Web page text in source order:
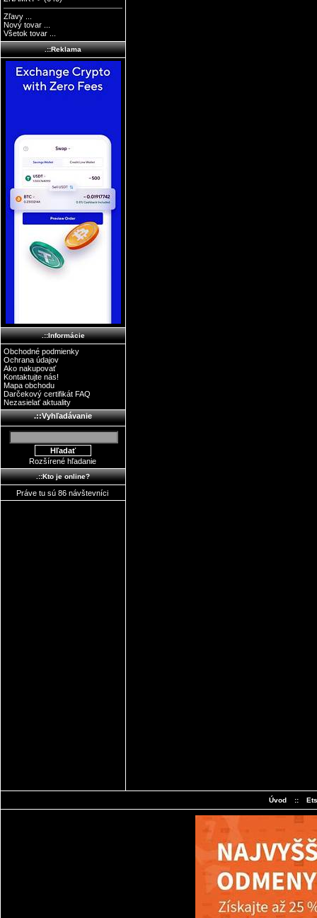
Zľavy ...
Nový tovar ...
Všetok tovar ...
.::Reklama
.::Informácie
Obchodné podmienky
Ochrana údajov
Ako nakupovať
Kontaktujte nás!
Mapa obchodu
Darčekový certifikát FAQ
Nezasielať aktuality
.::Vyhľadávanie
Rozšírené hľadanie
.::Kto je online?
Práve tu sú 86 návštevníci
Úvod ::